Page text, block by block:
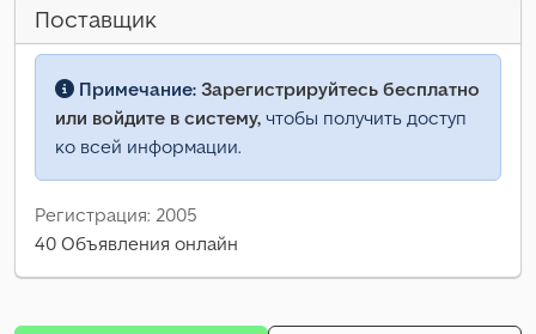
Поставщик
Примечание: Зарегистрируйтесь бесплатно
или войдите в систему, чтобы получить доступ
ко всей информации.
Регистрация: 2005
40 Объявления онлайн